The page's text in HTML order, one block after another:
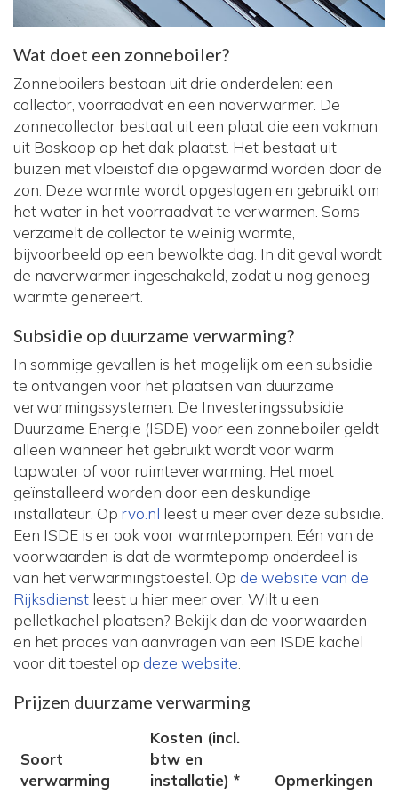
Wat doet een zonneboiler?
Zonneboilers bestaan uit drie onderdelen: een
collector, voorraadvat en een naverwarmer. De
zonnecollector bestaat uit een plaat die een vakman
uit Boskoop op het dak plaatst. Het bestaat uit
buizen met vloeistof die opgewarmd worden door de
zon. Deze warmte wordt opgeslagen en gebruikt om
het water in het voorraadvat te verwarmen. Soms
verzamelt de collector te weinig warmte,
bijvoorbeeld op een bewolkte dag. In dit geval wordt
de naverwarmer ingeschakeld, zodat u nog genoeg
warmte genereert.
Subsidie op duurzame verwarming?
In sommige gevallen is het mogelijk om een subsidie
te ontvangen voor het plaatsen van duurzame
verwarmingssystemen. De Investeringssubsidie
Duurzame Energie (ISDE) voor een zonneboiler geldt
alleen wanneer het gebruikt wordt voor warm
tapwater of voor ruimteverwarming. Het moet
geïnstalleerd worden door een deskundige
installateur. Op rvo.nl leest u meer over deze subsidie.
Een ISDE is er ook voor warmtepompen. Eén van de
voorwaarden is dat de warmtepomp onderdeel is
van het verwarmingstoestel. Op de website van de
Rijksdienst leest u hier meer over. Wilt u een
pelletkachel plaatsen? Bekijk dan de voorwaarden
en het proces van aanvragen van een ISDE kachel
voor dit toestel op deze website.
Prijzen duurzame verwarming
Soort
verwarming
Kosten (incl.
btw en
installatie) *
Opmerkingen